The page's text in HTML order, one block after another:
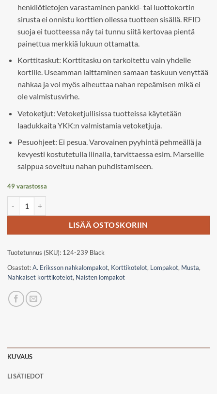
henkilötietojen varastaminen pankki- tai luottokortin
sirusta ei onnistu korttien ollessa tuotteen sisällä. RFID
suoja ei tuotteessa näy tai tunnu siitä kertovaa pientä
painettua merkkiä lukuun ottamatta.
Korttitaskut: Korttitasku on tarkoitettu vain yhdelle
kortille. Useamman laittaminen samaan taskuun venyttää
nahkaa ja voi myös aiheuttaa nahan repeämisen mikä ei
ole valmistusvirhe.
Vetoketjut: Vetoketjullisissa tuotteissa käytetään
laadukkaita YKK:n valmistamia vetoketjuja.
Pesuohjeet: Ei pesua. Varovainen pyyhintä pehmeällä ja
kevyesti kostutetulla liinalla, tarvittaessa esim. Marseille
saippua soveltuu nahan puhdistamiseen.
49 varastossa
LISÄÄ OSTOSKORIIN
Tuotetunnus (SKU): 124-239 Black
Osastot:A. Eriksson nahkalompakot, Korttikotelot, Lompakot, Musta,
Nahkaiset korttikotelot, Naisten lompakot
KUVAUS
LISÄTIEDOT